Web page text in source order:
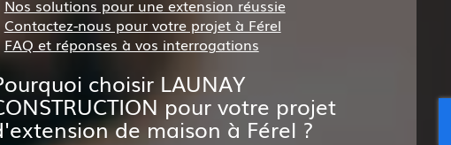
Nos solutions pour une extension réussie
Contactez-nous pour votre projet à Férel
FAQ et réponses à vos interrogations
choisir LAUNAY
pour votre projet
de maison à Férel ?